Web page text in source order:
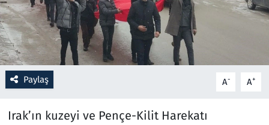
Paylaş A- A+
Irak’ın kuzeyi ve Pençe-Kilit Harekatı
Resmi İlanlar
Rüya Tabirleri
Sağlık
Savunma Sanayi